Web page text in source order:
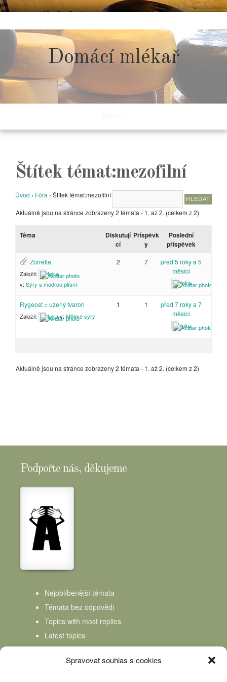
Spravovat souhlas s cookies
to
content
Domácí mlékař
Štítek témat:mezofilní
Úvod › Fóra › Štítek témat:mezofilní
Aktuálně jsou na stránce zobrazeny 2 témata - 1. až 2. (celkem z 2)
Téma
Diskutují
cí
Příspěvk
y
Poslední
příspěvek
Zorretta
Založil:
Inka
v: Sýry s modrou plísní
2 7
před 5 roky a 5
měsíci
Inka
Rygeost = uzený tvaroh
Založil: Inkav:Měkké sýry
1 1
před 7 roky a 7
měsíci
Inka
Aktuálně jsou na stránce zobrazeny 2 témata - 1. až 2. (celkem z 2)
Podpořte nás, děkujeme
Nejoblíbenější témata
Témata bez odpovědi
Topics with most replies
Latest topics
Topics Freshness